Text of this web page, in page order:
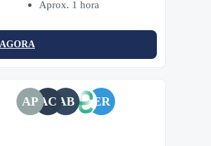
Aprox. 1 hora
AP AC AB ER